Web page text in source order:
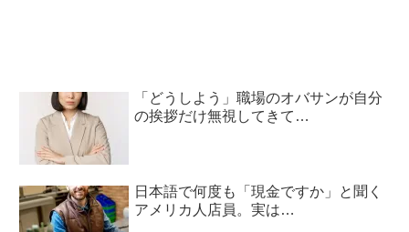
「どうしよう」職場のオバサンが自分
の挨拶だけ無視してきて…
日本語で何度も「現金ですか」と聞く
アメリカ人店員。実は…